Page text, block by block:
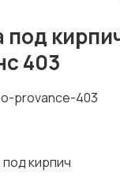
под
403
provance-403
кирпич